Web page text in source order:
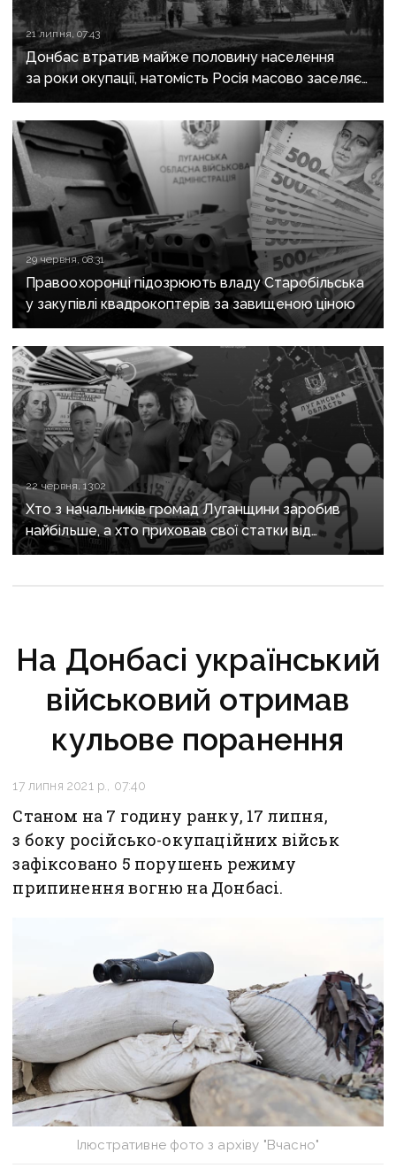
21 липня, 07:43
Донбас втратив майже половину населення
за роки окупації, натомість Росія масово заселяє
регіон своїми громадянами — ГУР
29 червня, 08:31
Правоохоронці підозрюють владу Старобільська
у закупівлі квадрокоптерів за завищеною ціною
22 червня, 13:02
Хто з начальників громад Луганщини заробив
найбільше, а хто приховав свої статки від
громадськості
На Донбасі український
військовий отримав
кульове поранення
17 липня 2021 р., 07:40
Станом на 7 годину ранку, 17 липня,
з боку російсько-окупаційних військ
зафіксовано 5 порушень режиму
припинення вогню на Донбасі.
Ілюстративне фото з архіву "Вчасно"